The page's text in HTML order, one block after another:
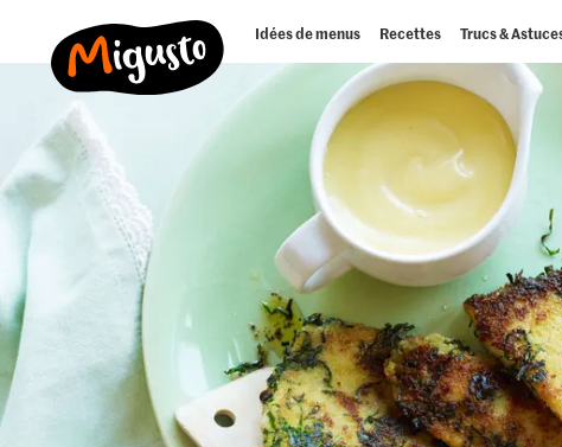
Idées de menus Recettes Trucs &